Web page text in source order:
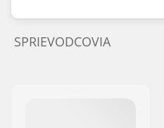
SPRIEVODCOVIA